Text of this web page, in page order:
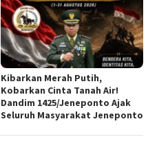
Kibarkan Merah Putih,
Kobarkan Cinta Tanah Air!
Dandim 1425/Jeneponto Ajak
Seluruh Masyarakat Jeneponto